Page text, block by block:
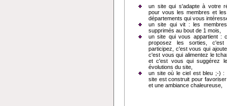
un site qui s'adapte à votre
pour vous les membres et
départements qui vous
un site qui vit : les
supprimés au bout de 1 mois,
un site qui vous appartient :
proposez les sorties,
participez, c'est vous qui
c'est vous qui alimentez le
et c'est vous qui suggérez
évolutions du site,
un site où le ciel est bleu ;-) :
site est construit pour
et une ambiance chaleureuse,